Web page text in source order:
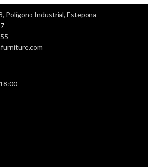
Polígono Industrial, Estepona